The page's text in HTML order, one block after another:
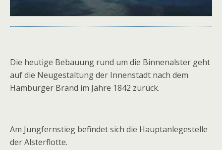
Die heutige Bebauung rund um die Binnenalster geht
auf die Neugestaltung der Innenstadt nach dem
Hamburger Brand im Jahre 1842 zurück.
Am Jungfernstieg befindet sich die Hauptanlegestelle
der Alsterflotte.